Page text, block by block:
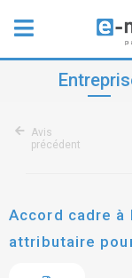
Avis
précédent
Accord cadre à
attributaire